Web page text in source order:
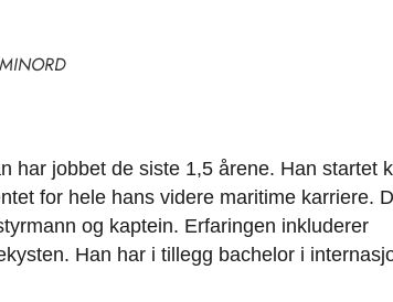
har jobbet de siste 1,5 årene. Han startet
for hele hans videre maritime karriere.
og kaptein. Erfaringen inkluderer
Han har i tillegg bachelor i